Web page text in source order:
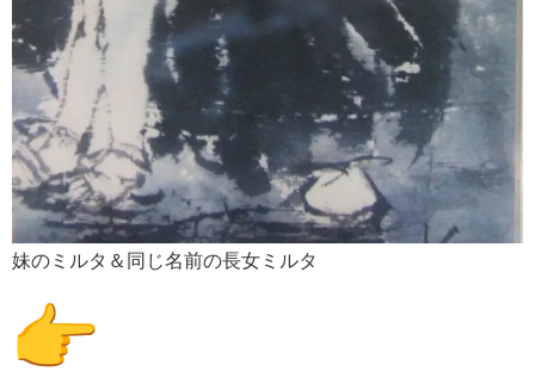
妹のミルタ＆同じ名前の長女ミルタ